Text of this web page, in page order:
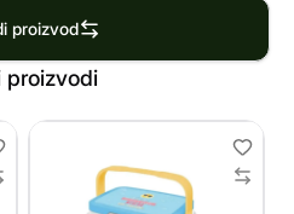
proizvod
proizvodi